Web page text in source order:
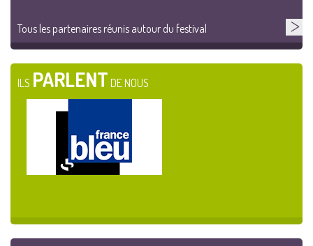
Tous les partenaires réunis autour du festival
ILS PARLENT DE NOUS